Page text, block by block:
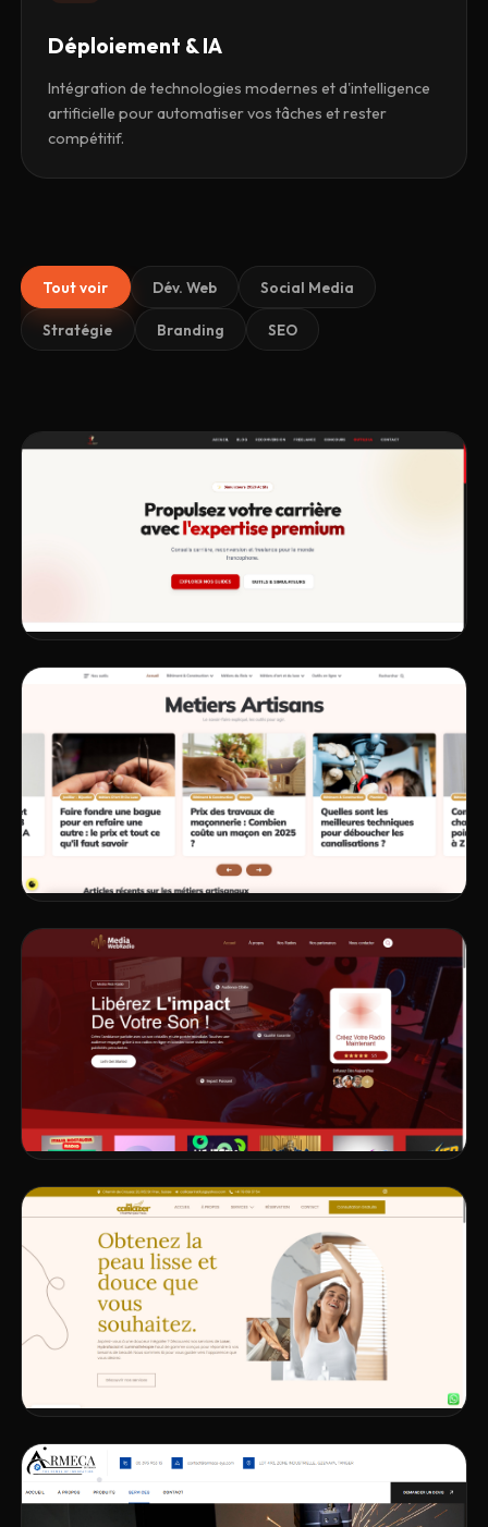
Déploiement & IA
Intégration de technologies modernes et d'intelligence
artificielle pour automatiser vos tâches et rester
compétitif.
Tout voir Dév. Web Social Media
Stratégie Branding SEO
DÉV. WEB STRATÉGIE SEO
Carrière Réussite - Révélez votre potentiel
VOIR LE PROJET
DÉV. WEB STRATÉGIE SEO
Metiers Artisans - Le savoir-faire expliqué,
les outils pour agir.
VOIR LE PROJET
DÉV. WEB SEO
Media Web Radio – Plateforme de création
et diffusion de radios en ligne
VOIR LE PROJET
DÉV. WEB STRATÉGIE SEO
Calilazer – Institut d’épilation laser en
Suisse